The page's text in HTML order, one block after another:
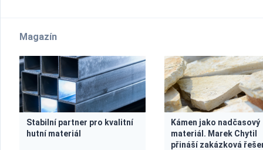
Magazín
Stabilní partner pro kvalitní
hutní materiál
Kámen jako nadčasový
materiál. Marek Chytil
přináší zakázková